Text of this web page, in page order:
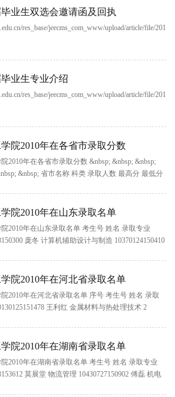
毕业生双选会邀请函及回执
res_base/jeecms_com_www/upload/article/file/
毕业生专业介绍
res_base/jeecms_com_www/upload/article/file/
院2010年在各省市录取分数
2010年在各省市录取分数 &nbsp; &nbsp; &nbsp;
&nbsp; 省市名称 科类 录取人数 最高分 最低分
院2010年在山东录取名单
2010年在山东录取名单 考生号 姓名 录取专业
庞冬 计算机辅助设计与制造 10370124150410
院2010年在河北省录取名单
2010年在河北省录取名单 序号 考生号 姓名 录取
王利红 金属材料与热处理技术 2
院2010年在湖南省录取名单
2010年在湖南省录取名单 考生号 姓名 录取专业
莫展堂 物流管理 10430727150902 傅磊 机电